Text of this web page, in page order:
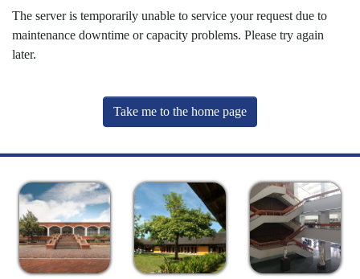
The server is temporarily unable to service your request due to
maintenance downtime or capacity problems. Please try again
later.
Take me to the home page